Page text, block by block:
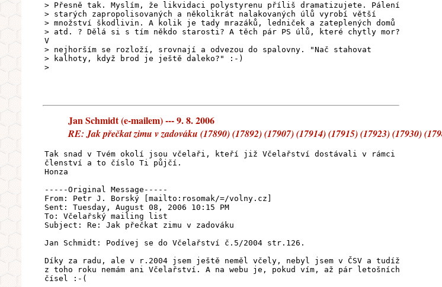
> Přesně tak. Myslím, že likvidaci polystyrenu příliš dramatizujete. Pálení
> starých zapropolisovaných a několikrát nalakovaných úlů vyrobí větší
> množství škodlivin. A kolik je tady mrazáků, ledniček a zateplených domů
> atd. ? Dělá si s tím někdo starosti? A těch pár PS úlů, které chytly mor?
V
> nejhorším se rozloží, srovnají a odvezou do spalovny. "Nač stahovat
> kalhoty, když brod je ještě daleko?" :-)
>
Jan Schmidt (e-mailem) --- 9. 8. 2006
RE: Jak přečkat zimu v zadováku (17890) (17892) (17907) (17914) (17915) (17923) (17930)
Tak snad v Tvém okolí jsou včelaři, kteří již Včelařství dostávali v rámci
členství a to číslo Ti půjčí.
Honza
-----Original Message-----
From: Petr J. Borský [mailto:rosomak/=/volny.cz]
Sent: Tuesday, August 08, 2006 10:15 PM
To: Včelařský mailing list
Subject: Re: Jak přečkat zimu v zadováku
Jan Schmidt: Podívej se do Včelařství č.5/2004 str.126.
Díky za radu, ale v r.2004 jsem ještě neměl včely, nebyl jsem v ČSV a tudíž
z toho roku nemám ani Včelařství. A na webu je, pokud vím, až pár letošních
čísel :-(